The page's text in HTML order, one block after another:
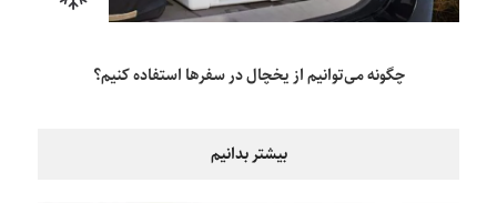
چگونه می‌توانیم از یخچال در سفرها استفاده کنیم؟
بیشتر بدانیم